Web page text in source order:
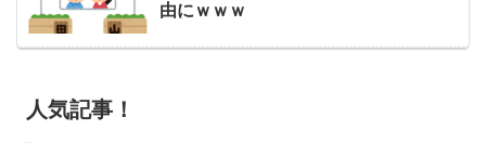
由にｗｗｗ
人気記事！